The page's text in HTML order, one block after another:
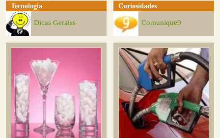
Tecnologia
Dicas Geraiss
Curiosidades
Comunique9